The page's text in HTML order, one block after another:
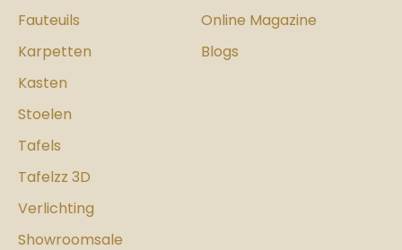
Fauteuils
Karpetten
Kasten
Stoelen
Tafels
Tafelzz 3D
Verlichting
Showroomsale
Online Magazine
Blogs